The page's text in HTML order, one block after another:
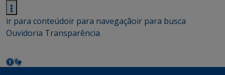
ir para conteúdoir para navegaçãoir para busca
Ouvidoria Transparência